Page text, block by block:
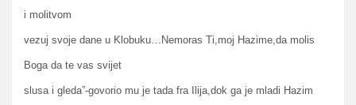
i molitvom
vezuj svoje dane u Klobuku…Nemoras Ti,moj Hazime,da molis
Boga da te vas svijet
slusa i gleda”-govorio mu je tada fra Ilija,dok ga je mladi Hazim